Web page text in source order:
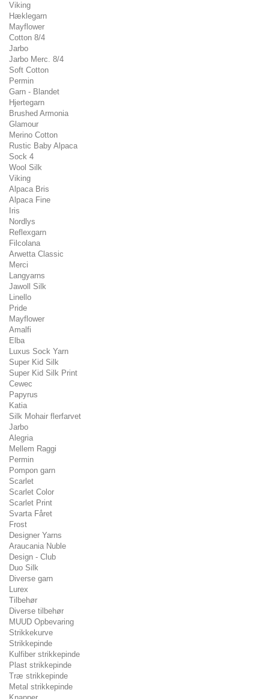
Viking
Hæklegarn
Mayflower
Cotton 8/4
Jarbo
Jarbo Merc. 8/4
Soft Cotton
Permin
Garn - Blandet
Hjertegarn
Brushed Armonia
Glamour
Merino Cotton
Rustic Baby Alpaca
Sock 4
Wool Silk
Viking
Alpaca Bris
Alpaca Fine
Iris
Nordlys
Reflexgarn
Filcolana
Arwetta Classic
Merci
Langyarns
Jawoll Silk
Linello
Pride
Mayflower
Amalfi
Elba
Luxus Sock Yarn
Super Kid Silk
Super Kid Silk Print
Cewec
Papyrus
Katia
Silk Mohair flerfarvet
Jarbo
Alegria
Mellem Raggi
Permin
Pompon garn
Scarlet
Scarlet Color
Scarlet Print
Svarta Fåret
Frost
Designer Yarns
Araucania Nuble
Design - Club
Duo Silk
Diverse garn
Lurex
Tilbehør
Diverse tilbehør
MUUD Opbevaring
Strikkekurve
Strikkepinde
Kulfiber strikkepinde
Plast strikkepinde
Træ strikkepinde
Metal strikkepinde